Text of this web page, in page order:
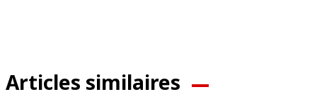
Articles similaires